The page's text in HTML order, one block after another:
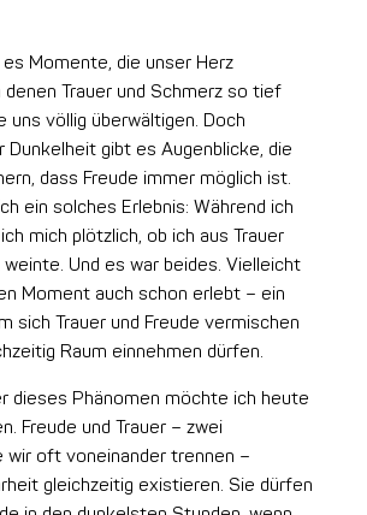
Momente, die unser Herz
Trauer und Schmerz so tief
uns völlig überwältigen. Doch
Dunkelheit gibt es Augenblicke, die
dass Freude immer möglich ist.
ein solches Erlebnis: Während ich
mich plötzlich, ob ich aus Trauer
Und es war beides. Vielleicht
Moment auch schon erlebt – ein
sich Trauer und Freude vermischen
Raum einnehmen dürfen.
dieses Phänomen möchte ich heute
Freude und Trauer – zwei
wir oft voneinander trennen –
gleichzeitig existieren. Sie dürfen